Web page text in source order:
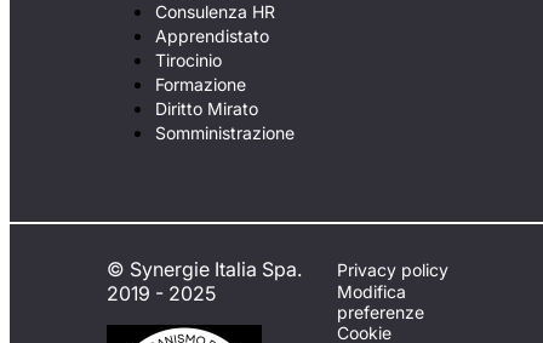
Consulenza HR
Apprendistato
Tirocinio
Formazione
Diritto Mirato
Somministrazione
© Synergie Italia Spa.
2019 - 2025
Privacy policy
Modifica
preferenze
Cookie